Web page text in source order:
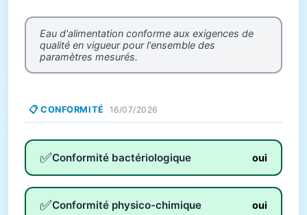
Eau d'alimentation conforme aux exigences de
qualité en vigueur pour l'ensemble des
paramètres mesurés.
📋 CONFORMITÉ 16/07/2026
✅Conformité bactériologique oui
✅Conformité physico-chimique oui